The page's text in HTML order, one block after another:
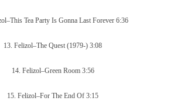
Tea Party Is Gonna Last Forever 6:36
13. Felizol–The Quest (1979-) 3:08
14. Felizol–Green Room 3:56
15. Felizol–For The End Of 3:15